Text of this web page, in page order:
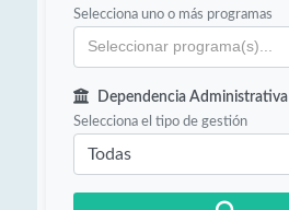
Selecciona uno o más programas
Dependencia Administrativa
Selecciona el tipo de gestión